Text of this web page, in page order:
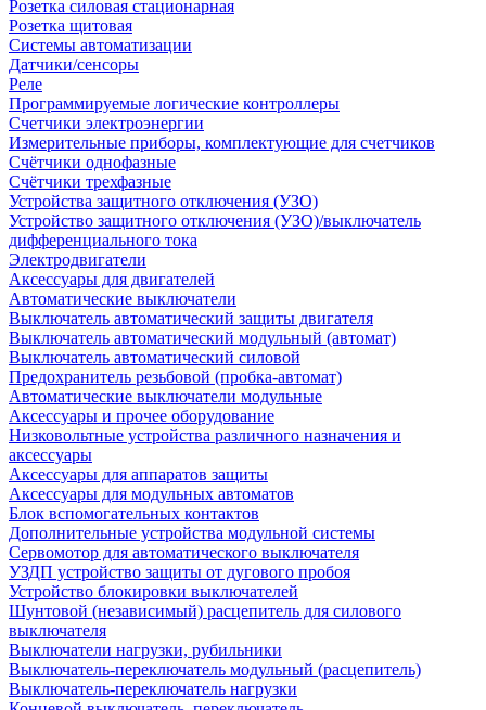
Розетка силовая стационарная
Розетка щитовая
Системы автоматизации
Датчики/сенсоры
Реле
Программируемые логические контроллеры
Счетчики электроэнергии
Измерительные приборы, комплектующие для счетчиков
Счётчики однофазные
Счётчики трехфазные
Устройства защитного отключения (УЗО)
Устройство защитного отключения (УЗО)/выключатель
дифференциального тока
Электродвигатели
Аксессуары для двигателей
Автоматические выключатели
Выключатель автоматический защиты двигателя
Выключатель автоматический модульный (автомат)
Выключатель автоматический силовой
Предохранитель резьбовой (пробка-автомат)
Автоматические выключатели модульные
Аксессуары и прочее оборудование
Низковольтные устройства различного назначения и
аксессуары
Аксессуары для аппаратов защиты
Аксессуары для модульных автоматов
Блок вспомогательных контактов
Дополнительные устройства модульной системы
Сервомотор для автоматического выключателя
УЗДП устройство защиты от дугового пробоя
Устройство блокировки выключателей
Шунтовой (независимый) расцепитель для силового
выключателя
Выключатели нагрузки, рубильники
Выключатель-переключатель модульный (расцепитель)
Выключатель-переключатель нагрузки